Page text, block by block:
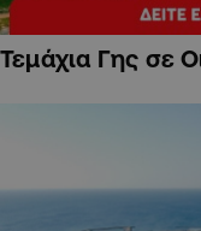
Τεμάχια Γης σε